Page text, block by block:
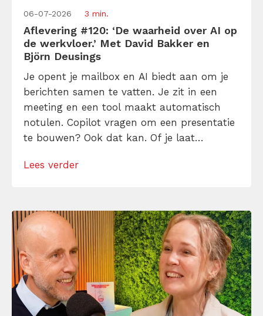
06-07-2026 3 min.
Aflevering #120: ‘De waarheid over AI op
de werkvloer.’ Met David Bakker en
Björn Deusings
Je opent je mailbox en AI biedt aan om je
berichten samen te vatten. Je zit in een
meeting en een tool maakt automatisch
notulen. Copilot vragen om een presentatie
te bouwen? Ook dat kan. Of je laat
rapport of klantgesprek. Slimmer werken
Lees verder